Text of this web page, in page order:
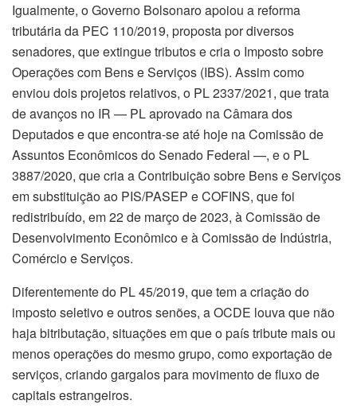
Igualmente, o Governo Bolsonaro apoiou a reforma
tributária da PEC 110/2019, proposta por diversos
senadores, que extingue tributos e cria o Imposto sobre
Operações com Bens e Serviços (IBS). Assim como
enviou dois projetos relativos, o PL 2337/2021, que trata
de avanços no IR — PL aprovado na Câmara dos
Deputados e que encontra-se até hoje na Comissão de
Assuntos Econômicos do Senado Federal —, e o PL
3887/2020, que cria a Contribuição sobre Bens e Serviços
em substituição ao PIS/PASEP e COFINS, que foi
redistribuído, em 22 de março de 2023, à Comissão de
Desenvolvimento Econômico e à Comissão de Indústria,
Comércio e Serviços.
Diferentemente do PL 45/2019, que tem a criação do
imposto seletivo e outros senões, a OCDE louva que não
haja bitributação, situações em que o país tribute mais ou
menos operações do mesmo grupo, como exportação de
serviços, criando gargalos para movimento de fluxo de
capitais estrangeiros.